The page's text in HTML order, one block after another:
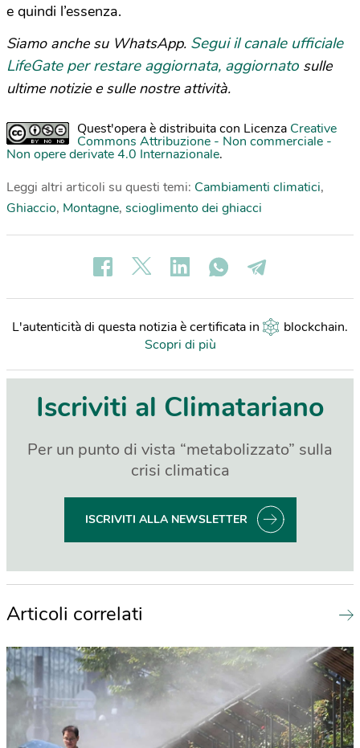
e quindi l’essenza.
Siamo anche su WhatsApp. Segui il canale ufficiale
LifeGate per restare aggiornata, aggiornato sulle
ultime notizie e sulle nostre attività.
Quest'opera è distribuita con Licenza Creative
Commons Attribuzione - Non commerciale -
Non opere derivate 4.0 Internazionale.
Leggi altri articoli su questi temi: Cambiamenti climatici,
Ghiaccio, Montagne, scioglimento dei ghiacci
L'autenticità di questa notizia è certificata in blockchain.
Scopri di più
Iscriviti al Climatariano
Per un punto di vista “metabolizzato” sulla
crisi climatica
ISCRIVITI ALLA NEWSLETTER
Articoli correlati